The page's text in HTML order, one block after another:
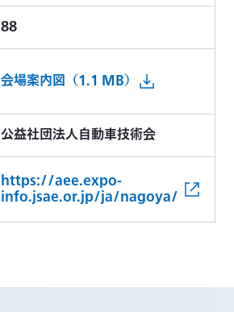
88
会場案内図（1.1 MB）
公益社団法人自動車技術会
https://aee.expo-
info.jsae.or.jp/ja/nagoya/